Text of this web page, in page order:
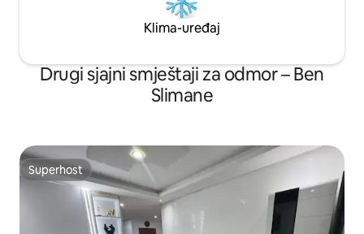
Klima-uređaj
Drugi sjajni smještaji za odmor – Ben
Slimane
Superhost
Superhost